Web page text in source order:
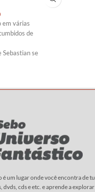
em várias
de
Sebastian se
a chave do
fragrância
é um lugar onde você encontra de
cds e etc. e aprende a